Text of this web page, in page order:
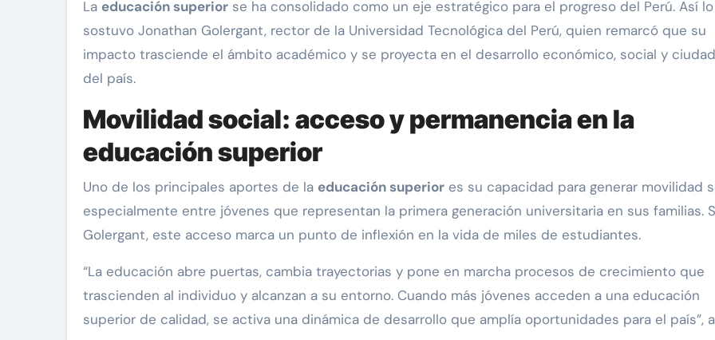
La educación superior se ha consolidado como un eje estratégico para el progreso del Perú. Así lo
sostuvo Jonathan Golergant, rector de la Universidad Tecnológica del Perú, quien remarcó que su
impacto trasciende el ámbito académico y se proyecta en el desarrollo económico, social y
del país.
Movilidad social: acceso y permanencia en la
educación superior
Uno de los principales aportes de la educación superior es su capacidad para generar movilidad
especialmente entre jóvenes que representan la primera generación universitaria en sus familias.
Golergant, este acceso marca un punto de inflexión en la vida de miles de estudiantes.
“La educación abre puertas, cambia trayectorias y pone en marcha procesos de crecimiento que
trascienden al individuo y alcanzan a su entorno. Cuando más jóvenes acceden a una educación
superior de calidad, se activa una dinámica de desarrollo que amplía oportunidades para el país”,